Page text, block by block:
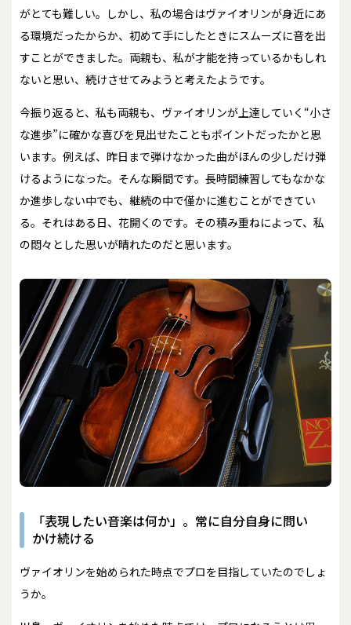
がとても難しい。しかし、私の場合はヴァイオリンが身近にあ
る環境だったからか、初めて手にしたときにスムーズに音を出
すことができました。両親も、私が才能を持っているかもしれ
ないと思い、続けさせてみようと考えたようです。
今振り返ると、私も両親も、ヴァイオリンが上達していく“小さ
な進歩”に確かな喜びを見出せたこともポイントだったかと思
います。例えば、昨日まで弾けなかった曲がほんの少しだけ弾
けるようになった。そんな瞬間です。長時間練習してもなかな
か進歩しない中でも、継続の中で僅かに進むことができてい
る。それはある日、花開くのです。その積み重ねによって、私
の悶々とした思いが晴れたのだと思います。
「表現したい音楽は何か」。常に自分自身に問い
かけ続ける
――ヴァイオリンを始められた時点でプロを目指していたのでしょ
うか。